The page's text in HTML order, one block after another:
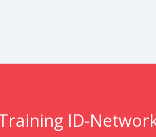
ID-